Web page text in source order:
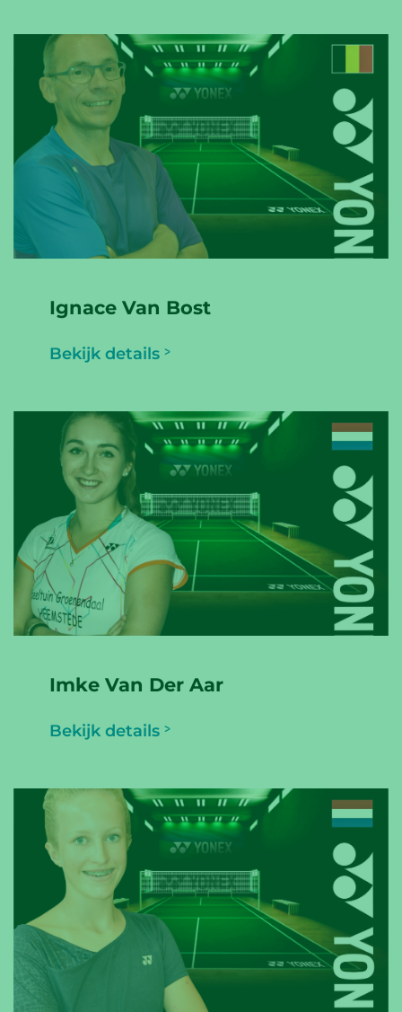
Ignace Van Bost
Bekijk details
Imke Van Der Aar
Bekijk details